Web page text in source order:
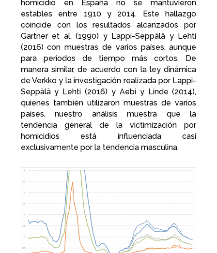
homicidio en España no se mantuvieron
estables entre 1910 y 2014. Este hallazgo
coincide con los resultados alcanzados por
Gartner et al. (1990) y Lappi-Seppälä y Lehti
(2016) con muestras de varios países, aunque
para períodos de tiempo más cortos. De
manera similar, de acuerdo con la ley dinámica
de Verkko y la investigación realizada por Lappi-
Seppälä y Lehti (2016) y Aebi y Linde (2014),
quienes también utilizaron muestras de varios
países, nuestro análisis muestra que la
tendencia general de la victimización por
homicidios está influenciada casi
exclusivamente por la tendencia masculina.